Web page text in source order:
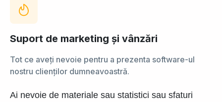
Suport de marketing și vânzări
Tot ce aveți nevoie pentru a prezenta software-ul
nostru clienților dumneavoastră.
Ai nevoie de materiale sau statistici sau sfaturi